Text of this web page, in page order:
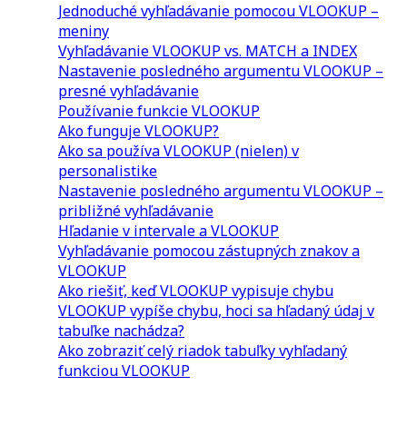
Jednoduché vyhľadávanie pomocou VLOOKUP –
meniny
Vyhľadávanie VLOOKUP vs. MATCH a INDEX
Nastavenie posledného argumentu VLOOKUP –
presné vyhľadávanie
Používanie funkcie VLOOKUP
Ako funguje VLOOKUP?
Ako sa používa VLOOKUP (nielen) v
personalistike
Nastavenie posledného argumentu VLOOKUP –
približné vyhľadávanie
Hľadanie v intervale a VLOOKUP
Vyhľadávanie pomocou zástupných znakov a
VLOOKUP
Ako riešiť, keď VLOOKUP vypisuje chybu
VLOOKUP vypíše chybu, hoci sa hľadaný údaj v
tabuľke nachádza?
Ako zobraziť celý riadok tabuľky vyhľadaný
funkciou VLOOKUP